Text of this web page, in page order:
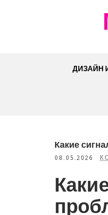
ДИЗАЙН
Какие
08.05.2026